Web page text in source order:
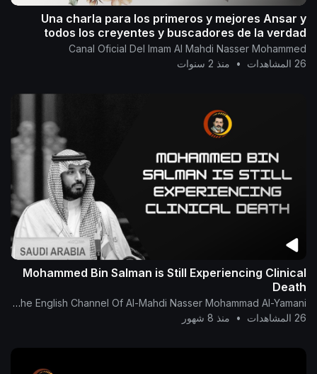
Una charla para los primeros y mejores Ansar y
todos los creyentes y buscadores de la verdad
Canal Oficial Del Imam Al Mahdi Nasser Mohammed
26 المشاهدات
• منذ 2 سنوات
Mohammed Bin Salman is Still Experiencing Clinical
Death
The English Channel Of Al-Mahdi Nasser Mohammad Al-Yamani
26 المشاهدات
• منذ 8 شهور